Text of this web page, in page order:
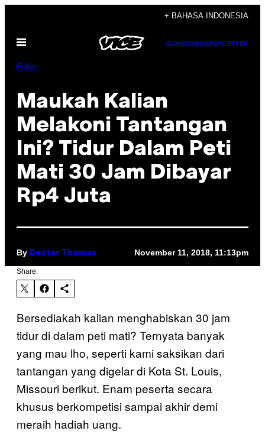
content
+ BAHASA INDONESIA
Open
SUBSCRIBENEWSLETTER
Pulse
Maukah Kalian
Melakoni Tantangan
Ini? Tidur Dalam Peti
Mati 30 Jam Dibayar
Rp4 Juta
By Dexter Thomas November 11, 2018, 11:13pm
Share:
Bersediakah kalian menghabiskan 30 jam
tidur di dalam peti mati? Ternyata banyak
yang mau lho, seperti kami saksikan dari
tantangan yang digelar di Kota St. Louis,
Missouri berikut. Enam peserta secara
khusus berkompetisi sampai akhir demi
meraih hadiah uang.